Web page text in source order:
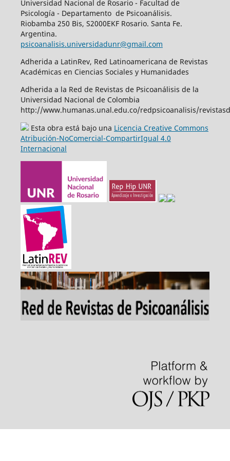
Universidad Nacional de Rosario - Facultad de
Psicología - Departamento de Psicoanálisis.
Riobamba 250 Bis, S2000EKF Rosario. Santa Fe.
Argentina.
psicoanalisis.universidadunr@gmail.com
Adherida a LatinRev, Red Latinoamericana de Revistas
Académicas en Ciencias Sociales y Humanidades
Adherida a la Red de Revistas de Psicoanálisis de la
Universidad Nacional de Colombia
http://www.humanas.unal.edu.co/redpsicoanalisis/
Esta obra está bajo una Licencia Creative Commons
Atribución-NoComercial-CompartirIgual 4.0
Internacional